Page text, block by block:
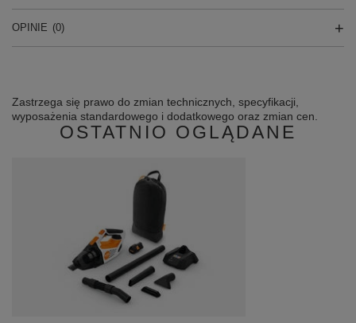
OPINIE (0)
Zastrzega się prawo do zmian technicznych, specyfikacji,
wyposażenia standardowego i dodatkowego oraz zmian cen.
OSTATNIO OGLĄDANE